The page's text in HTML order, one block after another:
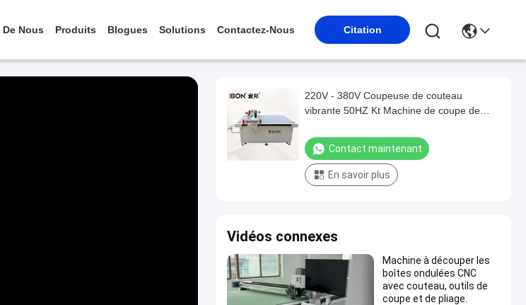
Nous Produits Blogues Solutions Contactez-Nous Citation
220V - 380V Coupeuse de couteau
vibrante 50HZ Kt Machine de coupe de
Contact maintenant
En savoir plus
Vidéos connexes
Machine à découper les
boîtes ondulées CNC
avec couteau, outils de
coupe et de pliage.